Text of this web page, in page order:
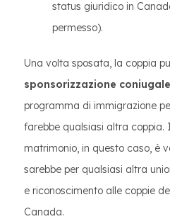
status giuridico in
permesso).
Una volta sposata, la coppia
sponsorizzazione coniugale
programma di immigrazione
farebbe qualsiasi altra coppia.
matrimonio, in questo caso, è
sarebbe per qualsiasi altra
e riconoscimento alle coppie
Canada.